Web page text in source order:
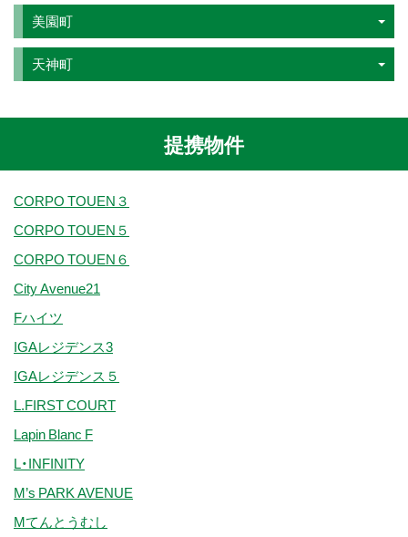
美園町
天神町
提携物件
CORPO TOUEN３
CORPO TOUEN５
CORPO TOUEN６
City Avenue21
Fハイツ
IGAレジデンス3
IGAレジデンス５
L.FIRST COURT
Lapin Blanc F
L・INFINITY
M’s PARK AVENUE
Mてんとうむし